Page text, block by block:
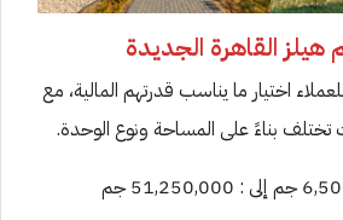
هيلز القاهرة الجديدة
اختيار ما يناسب قدرتهم المالية، مع
تختلف بناءً على المساحة ونوع الوحدة.